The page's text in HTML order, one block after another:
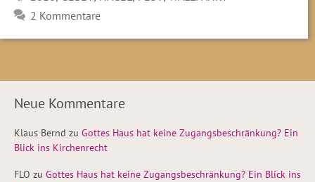
2 Kommentare
Neue Kommentare
Klaus Bernd zu Gottes Haus hat keine Zugangsbeschränkung? Ein
Blick ins Kirchenrecht
FLO zu Gottes Haus hat keine Zugangsbeschränkung? Ein Blick ins